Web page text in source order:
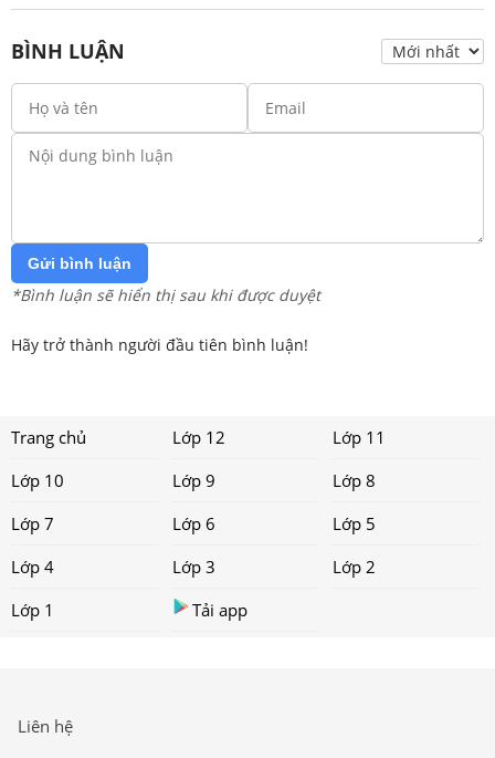
BÌNH LUẬN
Gửi bình luận
*Bình luận sẽ hiển thị sau khi được duyệt
Hãy trở thành người đầu tiên bình luận!
Trang chủ Lớp 12
Lớp 11
Lớp 10
Lớp 9
Lớp 8
Lớp 7
Lớp 6
Lớp 5
Lớp 4
Lớp 3
Lớp 2
Lớp 1
Tải app
Liên hệ